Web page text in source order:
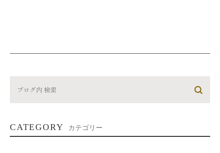
CATEGORY カテゴリー